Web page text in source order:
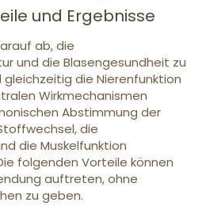
und Ergebnisse
ab, die
und die Blasengesundheit zu
die Nierenfunktion
Wirkmechanismen
Abstimmung der
die
die Muskelfunktion
folgenden Vorteile können
auftreten, ohne
zu geben.